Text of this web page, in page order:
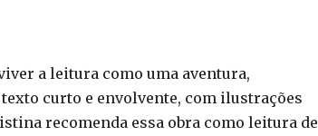
a leitura como uma aventura,
curto e envolvente, com ilustrações
recomenda essa obra como leitura de